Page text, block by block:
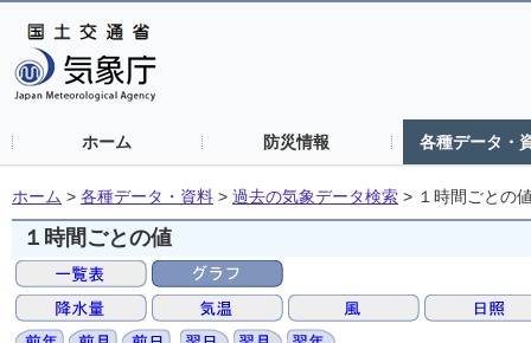
ホーム 防災情報 各種データ・
ホーム > 各種データ・資料 > 過去の気象データ検索 > １時間ごとの
１時間ごとの値